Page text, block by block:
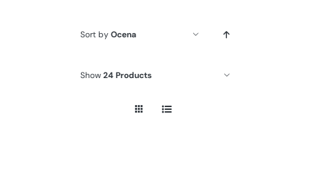
Sort byOcena
Show24 Products